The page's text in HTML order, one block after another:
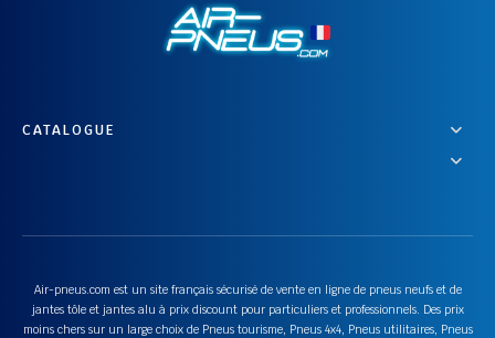
CATALOGUE
Air-pneus.com est un site français sécurisé de vente en ligne de pneus neufs et de
jantes tôle et jantes alu à prix discount pour particuliers et professionnels. Des prix
moins chers sur un large choix de Pneus tourisme, Pneus 4x4, Pneus utilitaires, Pneus